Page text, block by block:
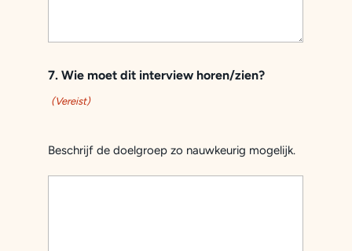
7. Wie moet dit interview horen/zien?
(Vereist)
Beschrijf de doelgroep zo nauwkeurig mogelijk.